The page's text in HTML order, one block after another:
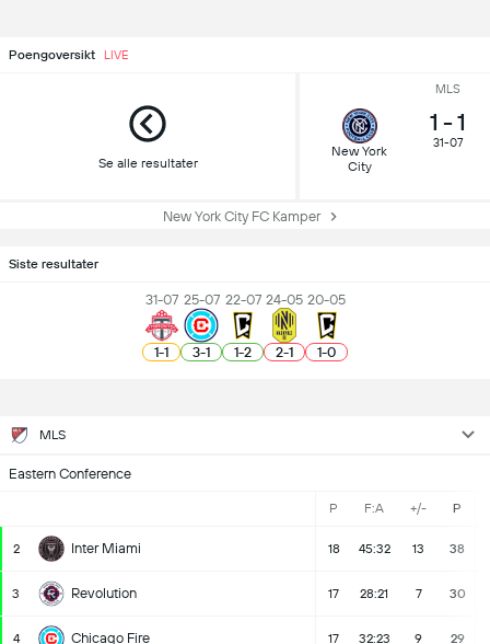
Poengoversikt LIVE
Se alle resultater
MLS
New York
City
1 - 1
31-07
New York City FC Kamper
Siste resultater
31-07
1-1
25-07
3-1
22-07
1-2
24-05
2-1
20-05
1-0
MLS
Eastern Conference
P F:A +/- P
2 Inter Miami 18 45:32 13 38
3 Revolution 17 28:21 7 30
4 Chicago Fire 17 32:23 9 29